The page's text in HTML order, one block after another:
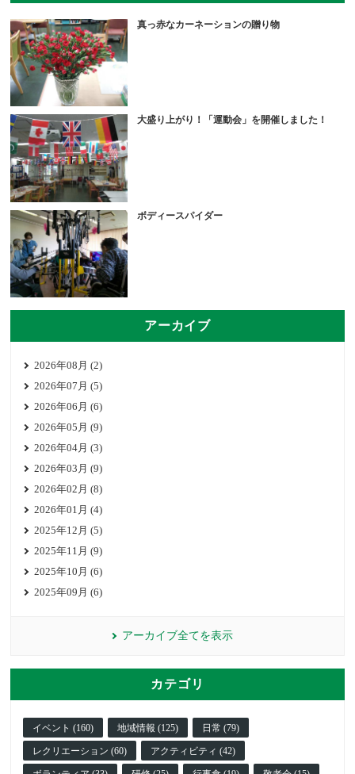
真っ赤なカーネーションの贈り物
大盛り上がり！「運動会」を開催しました！
ボディースパイダー
アーカイブ
2026年08月 (2)
2026年07月 (5)
2026年06月 (6)
2026年05月 (9)
2026年04月 (3)
2026年03月 (9)
2026年02月 (8)
2026年01月 (4)
2025年12月 (5)
2025年11月 (9)
2025年10月 (6)
2025年09月 (6)
アーカイブ全てを表示
カテゴリ
イベント (160) 地域情報 (125) 日常 (79)
レクリエーション (60) アクティビティ (42)